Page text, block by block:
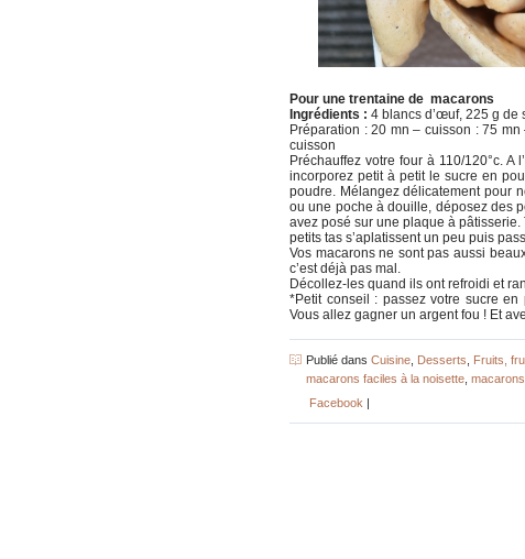
Pour une trentaine de macarons
Ingrédients : 4 blancs d’œuf, 225 g de
Préparation : 20 mn – cuisson : 75
cuisson
Préchauffez votre four à 110/120°c.
incorporez petit à petit le sucre en
poudre. Mélangez délicatement pour
ou une poche à douille, déposez des
avez posé sur une plaque à
petits tas s’aplatissent un peu puis
Vos macarons ne sont pas aussi
c’est déjà pas mal.
Décollez-les quand ils ont refroidi et
*Petit conseil : passez votre sucre
Vous allez gagner un argent fou ! Et
Publié dans Cuisine Desserts Fruits,
macarons faciles à la noisette macarons
Facebook